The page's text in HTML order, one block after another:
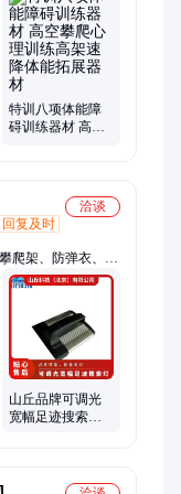
胶跑道、400米障
特训八项体能障
碍训练器材 高空
洽谈
回复及时
爬架、防弹衣、防
单元、排爆服、防
山丘品牌可调光
宽幅足迹搜索灯